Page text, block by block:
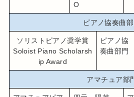
O
ピアノ協奏曲部
ソリストピアノ奨学賞
Soloist Piano Scholarsh
ip Award
ピアノ協
奏曲部門
アマチュア部